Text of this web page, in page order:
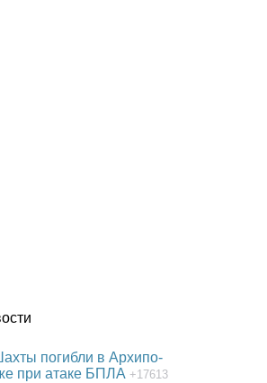
погибли в Архипо-
при атаке БПЛА +17613